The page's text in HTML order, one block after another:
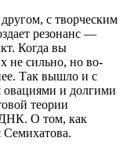
с творческим
резонанс —
Когда вы
не сильно, но во-
Так вышло и с
овациями и долгими
теории
ДНК. О том, как
Семихатова.